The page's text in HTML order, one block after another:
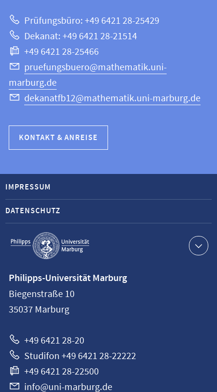
Website
und
Informatik
Prüfungsbüro: +49 6421 28-25429
Dekanat: +49 6421 28-21514
+49 6421 28-25466
pruefungsbuero@mathematik.uni-
marburg.de
dekanatfb12@mathematik.uni-marburg.de
KONTAKT & ANREISE
Service-
Navigation
IMPRESSUM
DATENSCHUTZ
Philipps-
Universität
Marburg
Philipps-Universität Marburg
Biegenstraße 10
35037 Marburg
+49 6421 28-20
Studifon +49 6421 28-22222
+49 6421 28-22500
info@uni-marburg.de